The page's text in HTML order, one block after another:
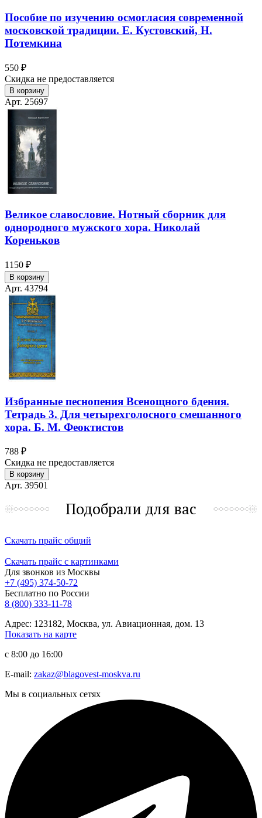
Пособие по изучению осмогласия современной
московской традиции. Е. Кустовский, Н.
Потемкина
550 ₽
Скидка не предоставляется
В корзину
Арт. 25697
Великое славословие. Нотный сборник для
однородного мужского хора. Николай
Кореньков
1150 ₽
В корзину
Арт. 43794
Избранные песнопения Всенощного бдения.
Тетрадь 3. Для четырехголосного смешанного
хора. Б. М. Феоктистов
788 ₽
Скидка не предоставляется
В корзину
Арт. 39501
Подобрали для вас
Скачать прайс общий
Скачать прайс с картинками
Для звонков из Москвы
+7 (495) 374-50-72
Бесплатно по России
8 (800) 333-11-78
Адрес: 123182, Москва, ул. Авиационная, дом. 13
Показать на карте
с 8:00 до 16:00
E-mail: zakaz@blagovest-moskva.ru
Мы в социальных сетях